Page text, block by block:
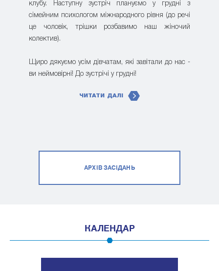
клубу. Наступну зустріч плануємо у грудні з
сімейним психологом міжнародного рівня (до речі
це чоловік, трішки розбавимо наш жіночий
колектив).
Щиро дякуємо усім дівчатам, які завітали до нас -
ви неймовірні! До зустрічі у грудні!
ЧИТАТИ ДАЛІ
АРХІВ ЗАСІДАНЬ
КАЛЕНДАР